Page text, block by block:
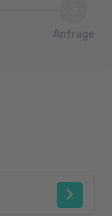
Anfrage